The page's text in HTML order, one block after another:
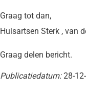
Graag tot dan,
Huisartsen Sterk , van
Graag delen bericht.
Publicatiedatum:28-